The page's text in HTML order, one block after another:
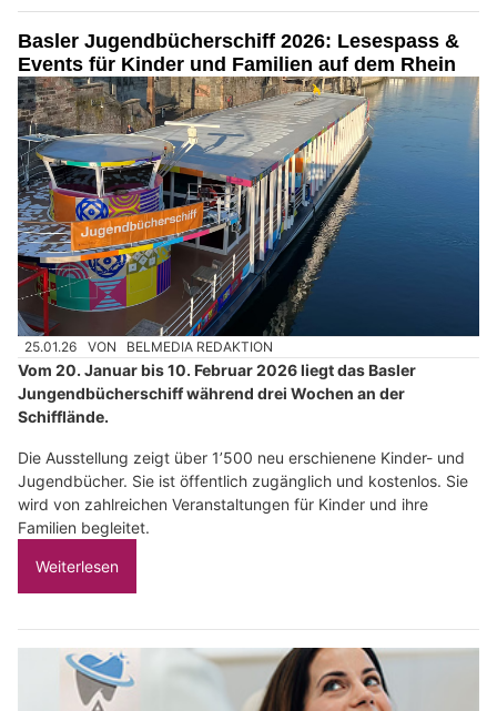
Basler Jugendbücherschiff 2026: Lesespass &
Events für Kinder und Familien auf dem Rhein
25.01.26 VON BELMEDIA REDAKTION
Vom 20. Januar bis 10. Februar 2026 liegt das Basler
Jungendbücherschiff während drei Wochen an der
Schifflände.
Die Ausstellung zeigt über 1’500 neu erschienene Kinder- und
Jugendbücher. Sie ist öffentlich zugänglich und kostenlos. Sie
wird von zahlreichen Veranstaltungen für Kinder und ihre
Familien begleitet.
Weiterlesen